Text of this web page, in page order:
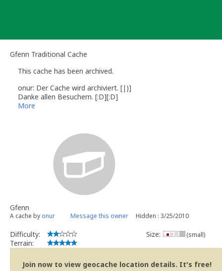
Gfenn Traditional Cache
This cache has been archived.
onur: Der Cache wird archiviert. [|)]
Danke allen Besuchern. [:D][:D]
Gruss onur
More
Gfenn
A cache by onur Message this owner Hidden : 3/25/2010
Difficulty:
Terrain:
Size: (small)
Join now to view geocache location details. It's free!